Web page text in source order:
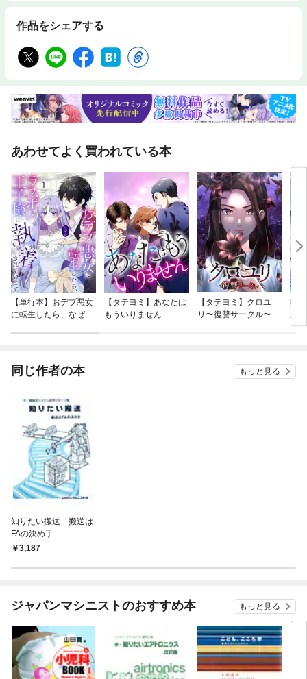
作品をシェアする
あわせてよく買われている本
【単行本】おデブ悪女
に転生したら、なぜか
【タテヨミ】あなたは
もういりません
【タテヨミ】クロユ
リ〜復讐サークル〜
病
が
ぎ
同じ作者の本 もっと見る
知りたい搬送 搬送は
FAの決め手
3,187
ジャパンマシニストのおすすめ本 もっと見る